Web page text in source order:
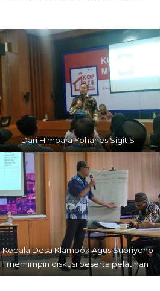
Dari Himbara Yohanes Sigit S
Kepala Desa Klampok Agus Supriyono
memimpin diskusi peserta pelatihan